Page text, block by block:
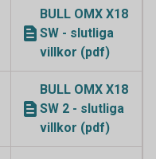
BULL OMX X18
SW - slutliga
villkor (pdf)
BULL OMX X18
SW 2 - slutliga
villkor (pdf)